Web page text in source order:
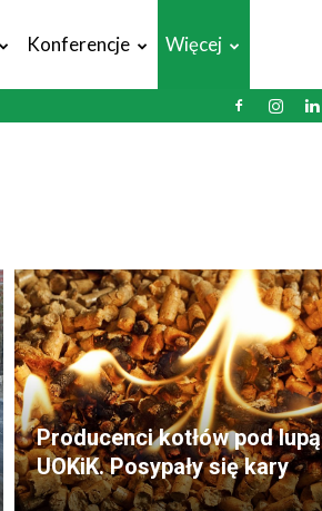
Konferencje Więcej
Producenci kotłów pod lupą
UOKiK. Posypały się kary